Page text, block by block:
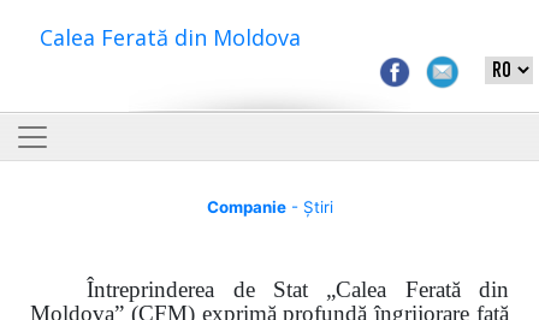
Calea Ferată din Moldova
Companie- Știri
Întreprinderea de Stat „Calea Ferată din
Moldova” (CFM) exprimă profundă îngrijorare față